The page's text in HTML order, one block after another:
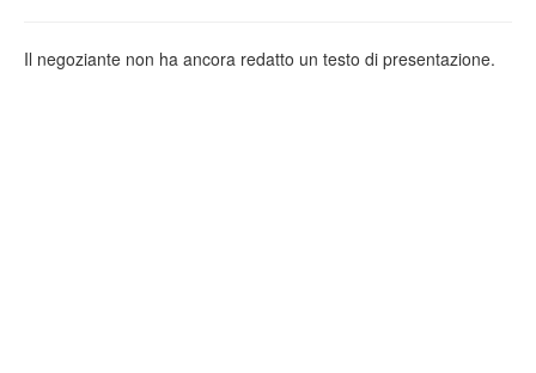
Il negoziante non ha ancora redatto un testo di presentazione.